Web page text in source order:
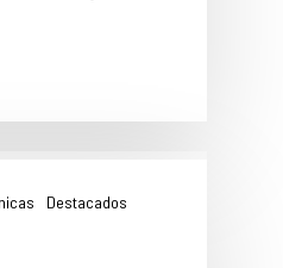
Destacados